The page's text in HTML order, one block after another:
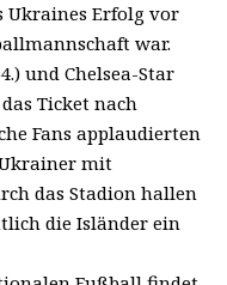
Ukraines Erfolg vor
war.
und Chelsea-Star
Ticket nach
Fans applaudierten
mit
das Stadion hallen
die Isländer ein